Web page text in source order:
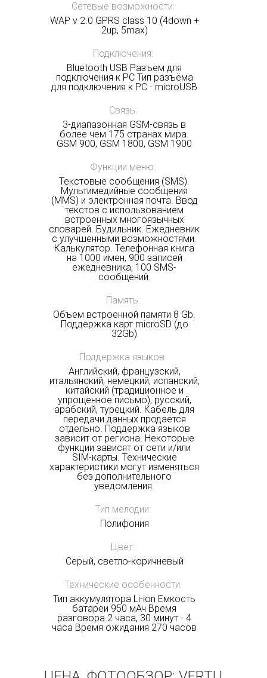
Сетевые возможности:
WAP v 2.0 GPRS сlass 10 (4down +
2up, 5max)
Подключения:
Bluetooth USB Разъем для
подключения к PC Тип разъёма
для подключения к PC - microUSB
Связь:
3-диапазонная GSM-связь в
более чем 175 странах мира.
GSM 900, GSM 1800, GSM 1900
Функции меню:
Текстовые сообщения (SMS).
Мультимедийные сообщения
(MMS) и электронная почта. Ввод
текстов с использованием
встроенных многоязычных
словарей. Будильник. Ежедневник
с улучшенными возможностями.
Калькулятор. Телефонная книга
на 1000 имен, 900 записей
ежедневника, 100 SMS-
сообщений.
Память:
Объем встроенной памяти 8 Gb.
Поддержка карт microSD (до
32Gb)
Поддержка языков:
Английский, французский,
итальянский, немецкий, испанский,
китайский (традиционное и
упрощенное письмо), русский,
арабский, турецкий. Кабель для
передачи данных продается
отдельно. Поддержка языков
зависит от региона. Некоторые
функции зависят от сети и/или
SIM-карты. Технические
характеристики могут изменяться
без дополнительного
уведомления.
Тип мелодии:
Полифония
Цвет:
Серый, светло-коричневый
Технические особенности:
Тип аккумулятора Li-ion Емкость
батареи 950 мАч Время
разговора 2 часа, 30 минут - 4
часа Время ожидания 270 часов